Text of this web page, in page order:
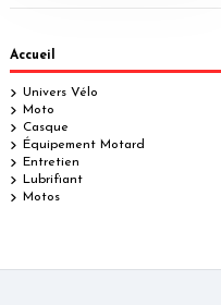
Accueil
Univers Vélo
Moto
Casque
Équipement Motard
Entretien
Lubrifiant
Motos